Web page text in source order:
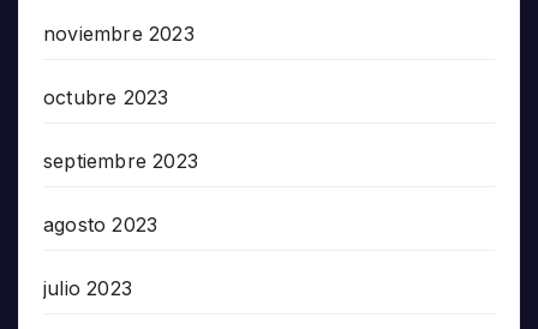
noviembre 2023
octubre 2023
septiembre 2023
agosto 2023
julio 2023